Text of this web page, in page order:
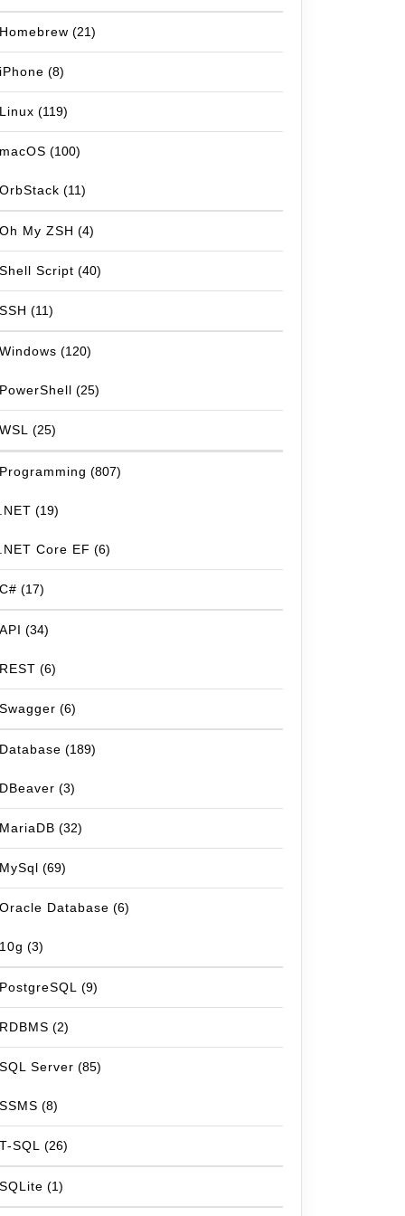
Homebrew (21)
iPhone (8)
Linux (119)
macOS (100)
OrbStack (11)
Oh My ZSH (4)
Shell Script (40)
SSH (11)
Windows (120)
PowerShell (25)
WSL (25)
Programming (807)
.NET (19)
.NET Core EF (6)
C# (17)
API (34)
REST (6)
Swagger (6)
Database (189)
DBeaver (3)
MariaDB (32)
MySql (69)
Oracle Database (6)
10g (3)
PostgreSQL (9)
RDBMS (2)
SQL Server (85)
SSMS (8)
T-SQL (26)
SQLite (1)